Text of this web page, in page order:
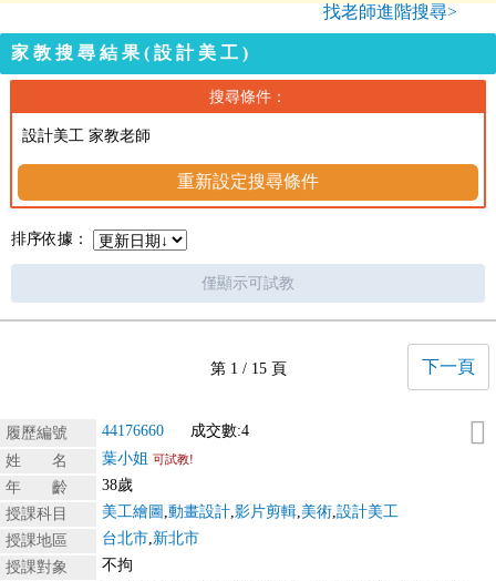
找老師進階搜尋>
家教搜尋結果(設計美工)
搜尋條件：
設計美工 家教老師
重新設定搜尋條件
排序依據：
僅顯示可試教
第 1 / 15 頁 下一頁
履歷編號 44176660
成交數:4
姓 名
葉小姐 可試教!
年 齡
38歲
授課科目
美工繪圖 動畫設計 影片剪輯 美術 設計美工
授課地區
台北市 新北市
授課對象
不拘